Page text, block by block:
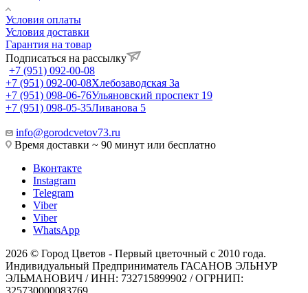
Условия оплаты
Условия доставки
Гарантия на товар
Подписаться на рассылку
+7 (951) 092-00-08
+7 (951) 092-00-08Хлебозаводская 3а
+7 (951) 098-06-76Ульяновский проспект 19
+7 (951) 098-05-35Ливанова 5
info@gorodcvetov73.ru
Время доставки ~ 90 минут или бесплатно
Вконтакте
Instagram
Telegram
Viber
Viber
WhatsApp
2026 © Город Цветов - Первый цветочный с 2010 года.
Индивидуальный Предприниматель ГАСАНОВ ЭЛЬНУР
ЭЛЬМАНОВИЧ / ИНН: 732715899902 / ОГРНИП: